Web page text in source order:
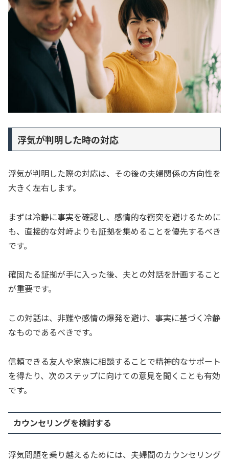
浮気が判明した時の対応
浮気が判明した際の対応は、その後の夫婦関係の方向性を
大きく左右します。
まずは冷静に事実を確認し、感情的な衝突を避けるために
も、直接的な対峙よりも証拠を集めることを優先するべき
です。
確固たる証拠が手に入った後、夫との対話を計画すること
が重要です。
この対話は、非難や感情の爆発を避け、事実に基づく冷静
なものであるべきです。
信頼できる友人や家族に相談することで精神的なサポート
を得たり、次のステップに向けての意見を聞くことも有効
です。
カウンセリングを検討する
浮気問題を乗り越えるためには、夫婦間のカウンセリング